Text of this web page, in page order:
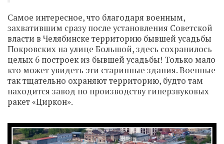
Самое интересное, что благодаря военным,
захватившим сразу после установления Советской
власти в Челябинске территорию бывшей усадьбы
Покровских на улице Большой, здесь сохранилось
целых 6 построек из бывшей усадьбы! Только мало
кто может увидеть эти старинные здания. Военные
так тщательно охраняют территорию, будто там
находится завод по производству гиперзвуковых
ракет «Циркон».